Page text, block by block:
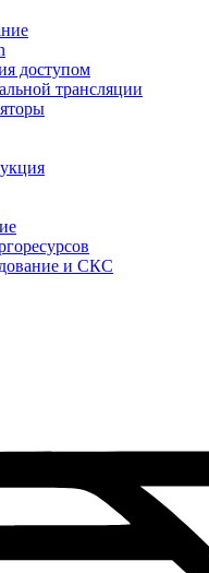
доступом
трансляции
и СКС